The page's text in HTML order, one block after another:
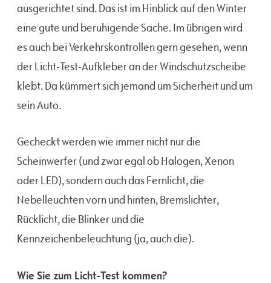
ausgerichtet sind. Das ist im Hinblick auf den Winter
eine gute und beruhigende Sache. Im übrigen wird
es auch bei Verkehrskontrollen gern gesehen, wenn
der Licht-Test-Aufkleber an der Windschutzscheibe
klebt. Da kümmert sich jemand um Sicherheit und um
sein Auto.
Gecheckt werden wie immer nicht nur die
Scheinwerfer (und zwar egal ob Halogen, Xenon
oder LED), sondern auch das Fernlicht, die
Nebelleuchten vorn und hinten, Bremslichter,
Rücklicht, die Blinker und die
Kennzeichenbeleuchtung (ja, auch die).
Wie Sie zum Licht-Test kommen?